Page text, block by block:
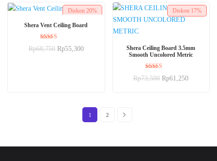
Diskon 20%
Shera Vent Ceiling Board
Dinilai
5.00
Rp68,750 Rp55,300
Diskon 17%
Shera Ceiling Board 3.5mm
Smooth Uncolored Metric
Dinilai
5.00
Rp73,500 Rp61,250
1 2